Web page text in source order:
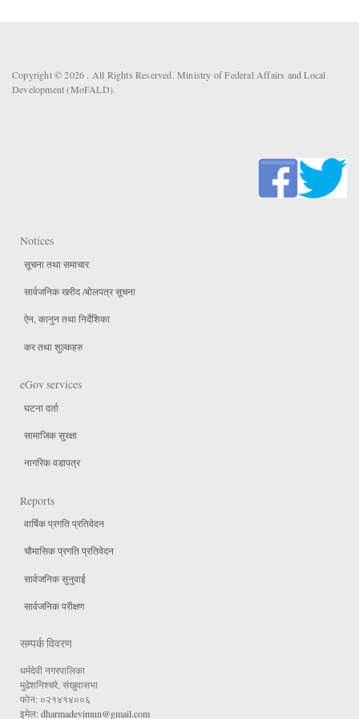
Copyright © 2026 . All Rights Reserved. Ministry of Federal Affairs and Local
Development (MoFALD).
Notices
सूचना तथा समाचार
सार्वजनिक खरीद /बोलपत्र सूचना
ऐन, कानुन तथा निर्देशिका
कर तथा शुल्कहरु
eGov services
घटना दर्ता
सामाजिक सुरक्षा
नागरिक वडापत्र
Reports
वार्षिक प्रगति प्रतिवेदन
चौमासिक प्रगति प्रतिवेदन
सार्वजनिक सुनुवाई
सार्वजनिक परीक्षण
सम्पर्क विवरण
धर्मदेवी नगरपालिका
मुढेशनिश्चरे, संखुवासभा
फोन: ०२१४१४००६
इमेल: dharmadevimun@gmail.com